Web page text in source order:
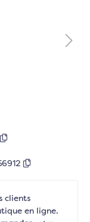
clients
en ligne.